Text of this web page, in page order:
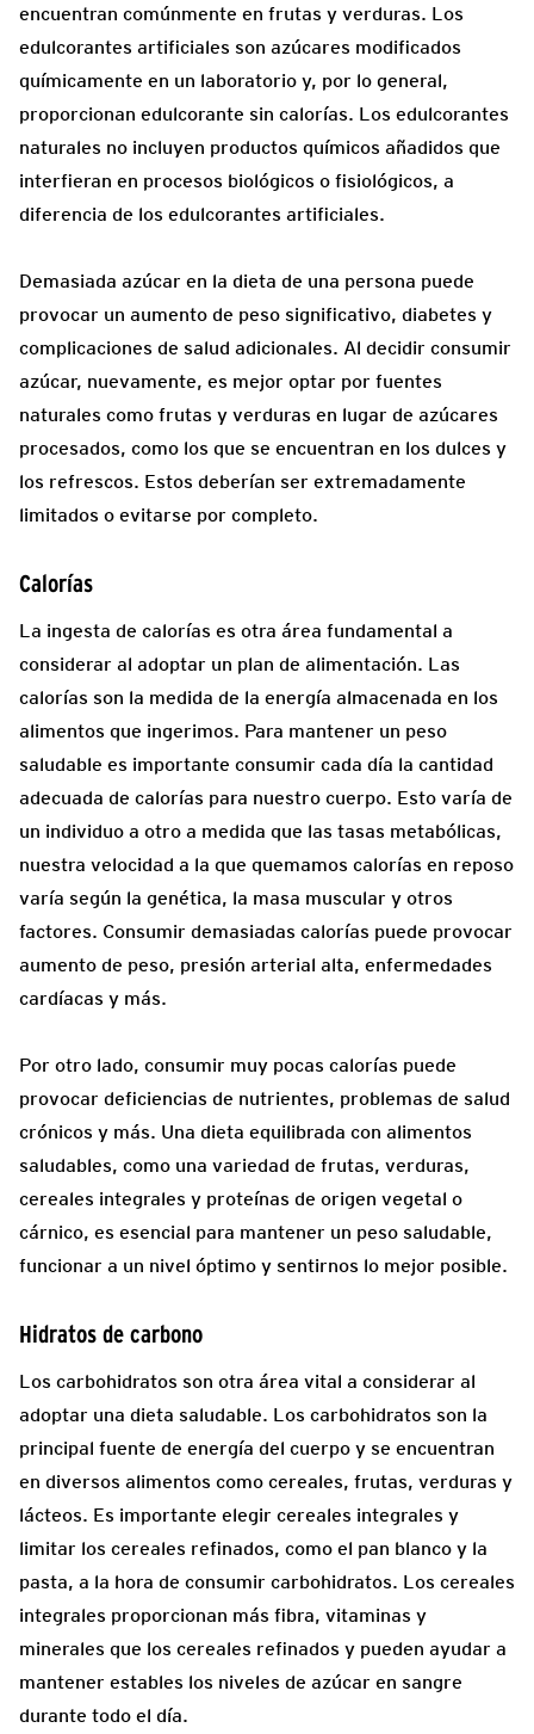
encuentran comúnmente en frutas y verduras. Los
edulcorantes artificiales son azúcares modificados
químicamente en un laboratorio y, por lo general,
proporcionan edulcorante sin calorías. Los edulcorantes
naturales no incluyen productos químicos añadidos que
interfieran en procesos biológicos o fisiológicos, a
diferencia de los edulcorantes artificiales.
Demasiada azúcar en la dieta de una persona puede
provocar un aumento de peso significativo, diabetes y
complicaciones de salud adicionales. Al decidir consumir
azúcar, nuevamente, es mejor optar por fuentes
naturales como frutas y verduras en lugar de azúcares
procesados, como los que se encuentran en los dulces y
los refrescos. Estos deberían ser extremadamente
limitados o evitarse por completo.
Calorías
La ingesta de calorías es otra área fundamental a
considerar al adoptar un plan de alimentación. Las
calorías son la medida de la energía almacenada en los
alimentos que ingerimos. Para mantener un peso
saludable es importante consumir cada día la cantidad
adecuada de calorías para nuestro cuerpo. Esto varía de
un individuo a otro a medida que las tasas metabólicas,
nuestra velocidad a la que quemamos calorías en reposo
varía según la genética, la masa muscular y otros
factores. Consumir demasiadas calorías puede provocar
aumento de peso, presión arterial alta, enfermedades
cardíacas y más.
Por otro lado, consumir muy pocas calorías puede
provocar deficiencias de nutrientes, problemas de salud
crónicos y más. Una dieta equilibrada con alimentos
saludables, como una variedad de frutas, verduras,
cereales integrales y proteínas de origen vegetal o
cárnico, es esencial para mantener un peso saludable,
funcionar a un nivel óptimo y sentirnos lo mejor posible.
Hidratos de carbono
Los carbohidratos son otra área vital a considerar al
adoptar una dieta saludable. Los carbohidratos son la
principal fuente de energía del cuerpo y se encuentran
en diversos alimentos como cereales, frutas, verduras y
lácteos. Es importante elegir cereales integrales y
limitar los cereales refinados, como el pan blanco y la
pasta, a la hora de consumir carbohidratos. Los cereales
integrales proporcionan más fibra, vitaminas y
minerales que los cereales refinados y pueden ayudar a
mantener estables los niveles de azúcar en sangre
durante todo el día.